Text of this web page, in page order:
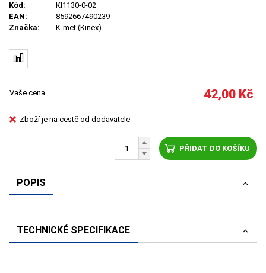
Kód:
KI1130-0-02
EAN:
8592667490239
Značka:
K-met (Kinex)
Vaše cena 42,00 Kč
Zboží je na cestě od dodavatele
PŘIDAT DO KOŠÍKU
POPIS
TECHNICKÉ SPECIFIKACE